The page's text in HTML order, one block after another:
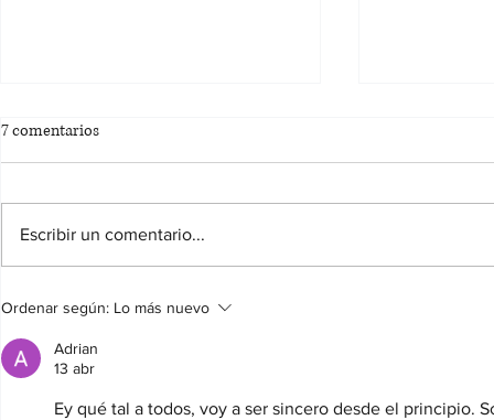
BASES DEL CONCURSO DE
DE CIFUENTES 2026
7 comentarios
Escribir un comentario...
Ordenar según: Lo más nuevo
Adrian
13 abr
Ey qué tal a todos, voy a ser sincero desde el principio.